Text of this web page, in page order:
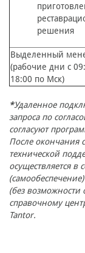
решения
Выделенный
(рабочие дни с
18:00 по Мск)
*Удаленное
запроса по
согласуют
После окончания
технической
осуществляется в
(без возможности
справочному
Tantor.